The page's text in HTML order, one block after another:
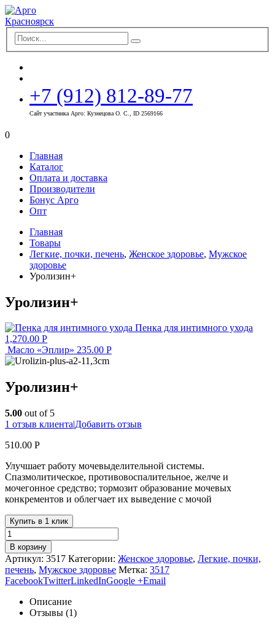
+7 (912) 812-89-77
Сайт участника Арго: Кузнецова О. С., ID 2569166
0
Главная
Каталог
Оплата и доставка
Производители
Бонус Арго
Опт
Главная
Товары
Легкие, почки, печень, Женское здоровье, Мужское
здоровье
Уролизин+
Уролизин+
Пенка для интимного ухода
1,270.00 Р
Масло «Эплир» 235.00 Р
Уролизин+
5.00 out of 5
1 отзыв клиента|Добавить отзыв
510.00 Р
Улучшает работу мочевыделительной системы.
Спазмолитическое, противовоспалительное, желче­ и
мочегонное средство; тормозит образование мочевых
конкрементов и облегчает их выведение с мочой
Купить в 1 клик
В корзину
Артикул: 3517 Категории: Женское здоровье, Легкие, почки,
печень, Мужское здоровье Метка: 3517
FacebookTwitterLinkedInGoogle +Email
Описание
Отзывы (1)